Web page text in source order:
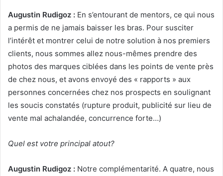
Augustin Rudigoz : En s’entourant de mentors, ce qui nous
a permis de ne jamais baisser les bras. Pour susciter
l’intérêt et montrer celui de notre solution à nos premiers
clients, nous sommes allez nous-mêmes prendre des
photos des marques ciblées dans les points de vente près
de chez nous, et avons envoyé des « rapports » aux
personnes concernées chez nos prospects en soulignant
les soucis constatés (rupture produit, publicité sur lieu de
vente mal achalandée, concurrence forte…)
Quel est votre principal atout?
Augustin Rudigoz : Notre complémentarité. A quatre, nous